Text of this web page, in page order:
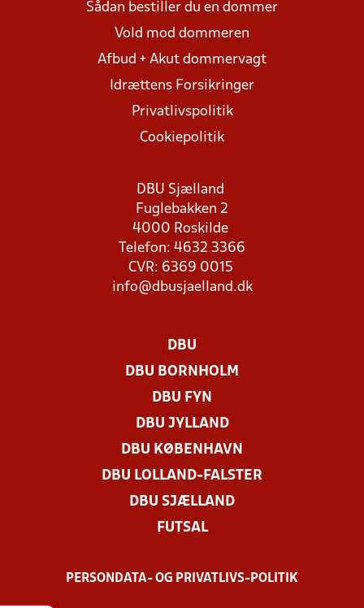
Sådan bestiller du en dommer
Vold mod dommeren
Afbud + Akut dommervagt
Idrættens Forsikringer
Privatlivspolitik
Cookiepolitik
DBU Sjælland
Fuglebakken 2
4000 Roskilde
Telefon: 4632 3366
CVR: 6369 0015
info@dbusjaelland.dk
DBU
DBU BORNHOLM
DBU FYN
DBU JYLLAND
DBU KØBENHAVN
DBU LOLLAND-FALSTER
DBU SJÆLLAND
FUTSAL
PERSONDATA- OG PRIVATLIVS-POLITIK